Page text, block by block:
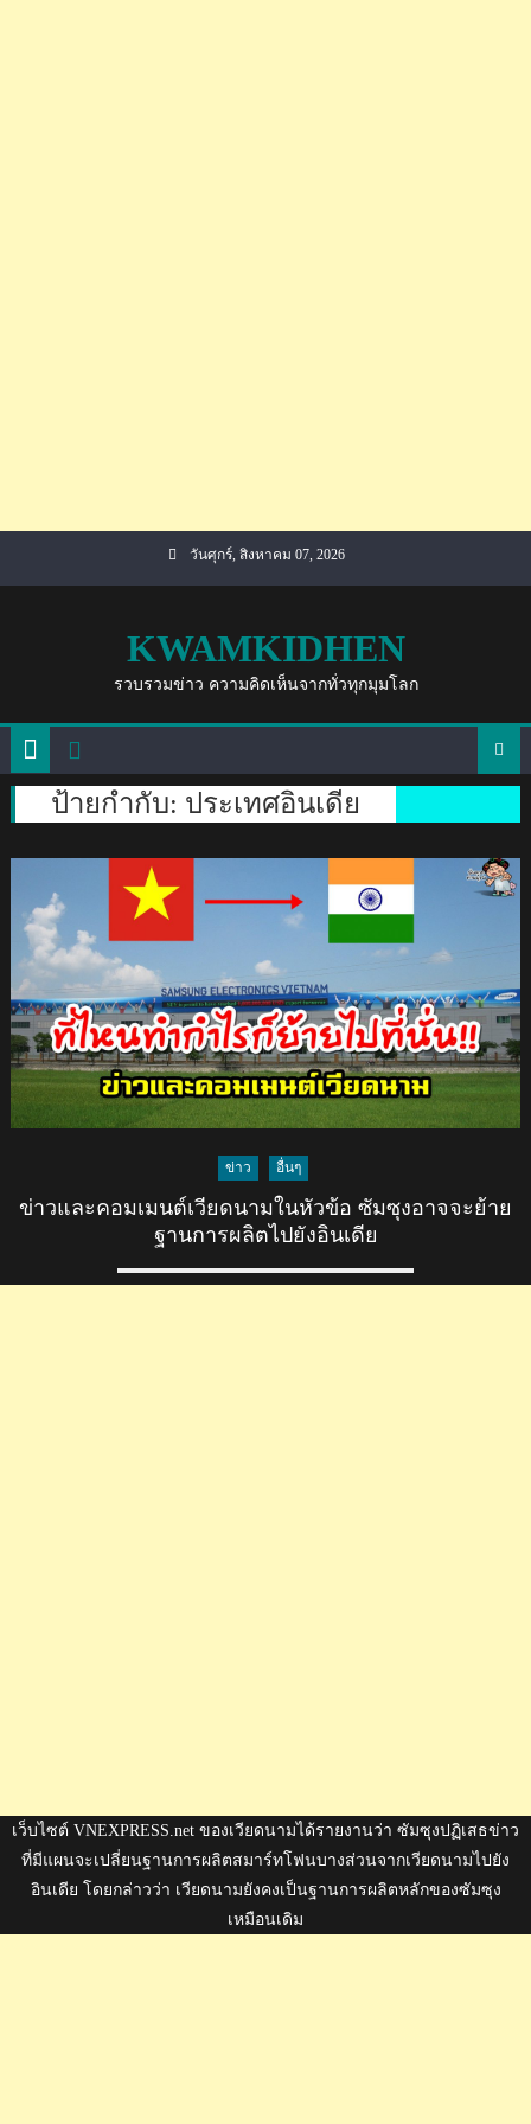
วันศุกร์, สิงหาคม 07, 2026
KWAMKIDHEN
รวบรวมข่าว ความคิดเห็นจากทั่วทุกมุมโลก
ป้ายกำกับ: ประเทศอินเดีย
ข่าว อื่นๆ
ข่าวและคอมเมนต์เวียดนามในหัวข้อ ซัมซุงอาจจะย้าย
ฐานการผลิตไปยังอินเดีย
เว็บไซต์ VNEXPRESS.net ของเวียดนามได้รายงานว่า ซัมซุงปฏิเสธข่าว
ที่มีแผนจะเปลี่ยนฐานการผลิตสมาร์ทโฟนบางส่วนจากเวียดนามไปยัง
อินเดีย โดยกล่าวว่า เวียดนามยังคงเป็นฐานการผลิตหลักของซัมซุง
เหมือนเดิม